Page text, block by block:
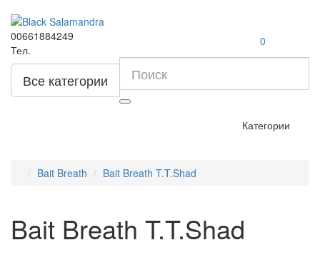
00661884249
Тел.
0
Все категории
Категории
Bait Breath Bait Breath T.T.Shad
Bait Breath T.T.Shad